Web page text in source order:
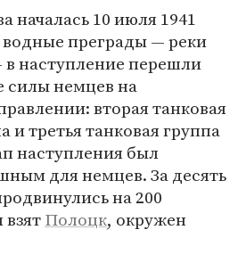
началась 10 июля 1941
преграды — реки
наступление перешли
силы немцев на
вторая танковая
и третья танковая группа
наступления был
для немцев. За десять
на 200
Полоцк, окружен